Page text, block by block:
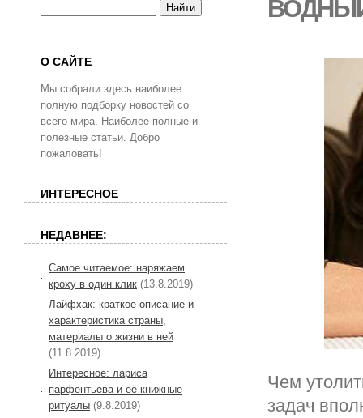
Чем
задач
О САЙТЕ
Мы собрали здесь наиболее
полную подборку новостей со
всего мира. Наиболее полные и
полезные статьи. Добро
пожаловать!
ИНТЕРЕСНОЕ
НЕДАВНЕЕ:
Самое читаемое: наряжаем
кроху в один клик (13.8.2019)
Лайфхак: краткое описание и
характеристика страны,
материалы о жизни в ней
(11.8.2019)
Интересное: лариса
парфентьева и её книжные
ритуалы (9.8.2019)